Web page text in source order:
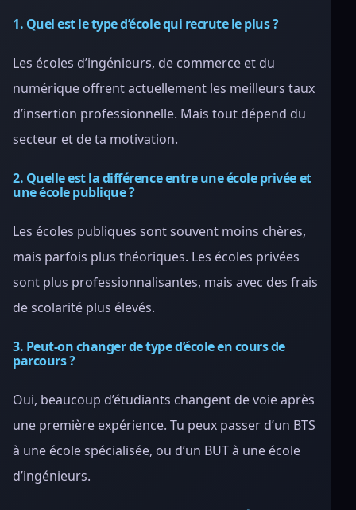
1. Quel est le type d’école qui recrute le plus ?
Les écoles d’ingénieurs, de commerce et du
numérique offrent actuellement les meilleurs taux
d’insertion professionnelle. Mais tout dépend du
secteur et de ta motivation.
2. Quelle est la différence entre une école privée et
une école publique ?
Les écoles publiques sont souvent moins chères,
mais parfois plus théoriques. Les écoles privées
sont plus professionnalisantes, mais avec des frais
de scolarité plus élevés.
3. Peut-on changer de type d’école en cours de
parcours ?
Oui, beaucoup d’étudiants changent de voie après
une première expérience. Tu peux passer d’un BTS
à une école spécialisée, ou d’un BUT à une école
d’ingénieurs.